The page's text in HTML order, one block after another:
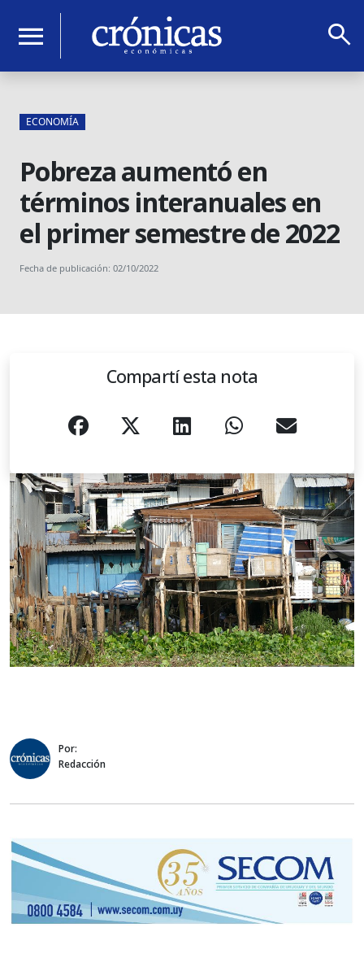
menu search
ECONOMÍA
Pobreza aumentó en
términos interanuales en
el primer semestre de 2022
Fecha de publicación: 02/10/2022
Compartí esta nota
Por:
Redacción